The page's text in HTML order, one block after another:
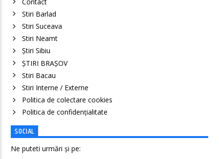
Stiri Barlad
Stiri Suceava
Stiri Neamt
Știri Sibiu
ȘTIRI BRAȘOV
Stiri Bacau
Stiri Interne / Externe
Politica de colectare cookies
Politica de confidenţialitate
SOCIAL
Ne puteti urmări și pe: